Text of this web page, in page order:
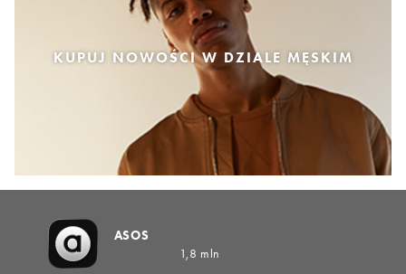
KUPUJ NOWOŚCI W DZIALE MĘSKIM
ASOS
1,8 mln